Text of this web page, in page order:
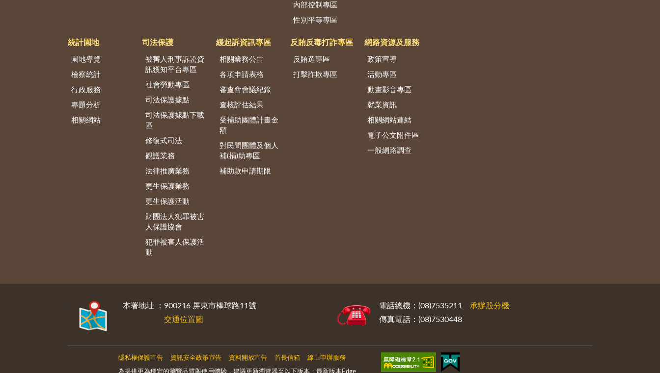
內部控制專區
性別平等專區
統計園地
園地導覽
檢察統計
行政服務
專題分析
相關網站
司法保護
被害人刑事訴訟資
訊獲知平台專區
社會勞動專區
司法保護據點
司法保護據點下載
區
修復式司法
觀護業務
法律推廣業務
更生保護業務
更生保護活動
財團法人犯罪被害
人保護協會
犯罪被害人保護活
動
緩起訴資訊專區
相關業務公告
各項申請表格
審查會會議紀錄
查核評估結果
受補助團體計畫金
額
對民間團體及個人
補(捐)助專區
補助款申請期限
反賄反毒打詐專區
反賄選專區
打擊詐欺專區
網路資源及服務
政策宣導
活動專區
動畫影音專區
就業資訊
相關網站連結
電子公文附件區
一般網路調查
本署地址 ：900216 屏東市棒球路11號
交通位置圖
電話總機：(08)7535211 承辦股分機
傳真電話：(08)7530448
隱私權保護宣告 資訊安全政策宣告 資料開放宣告 首長信箱 線上申辦服務